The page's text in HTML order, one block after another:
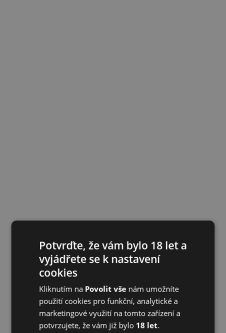
Potvrďte, že vám bylo 18 let a
vyjádřete se k nastavení
cookies
Kliknutím na Povolit vše nám umožníte
použití cookies pro funkční, analytické a
marketingové využití na tomto zařízení a
potvrzujete, že vám již bylo 18 let.